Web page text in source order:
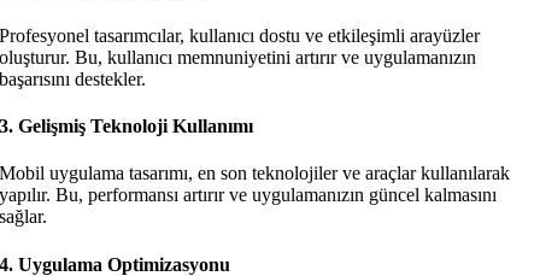
Profesyonel tasarımcılar, kullanıcı dostu ve etkileşimli arayüzler
oluşturur. Bu, kullanıcı memnuniyetini artırır ve uygulamanızın
başarısını destekler.
3.Gelişmiş Teknoloji Kullanımı
Mobil uygulama tasarımı, en son teknolojiler ve araçlar kullanılarak
yapılır. Bu, performansı artırır ve uygulamanızın güncel kalmasını
sağlar.
4.Uygulama Optimizasyonu